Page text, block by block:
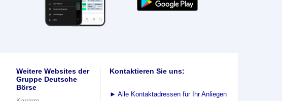
Weitere Websites der
Gruppe Deutsche
Börse
Kontaktieren Sie uns:
► Alle Kontaktadressen für Ihr Anliegen